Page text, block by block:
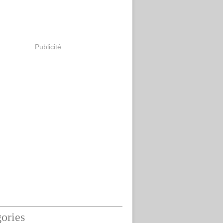
Publicité